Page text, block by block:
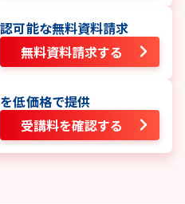
可能な無料資料請求
無料資料請求する
低価格で提供
受講料を確認する